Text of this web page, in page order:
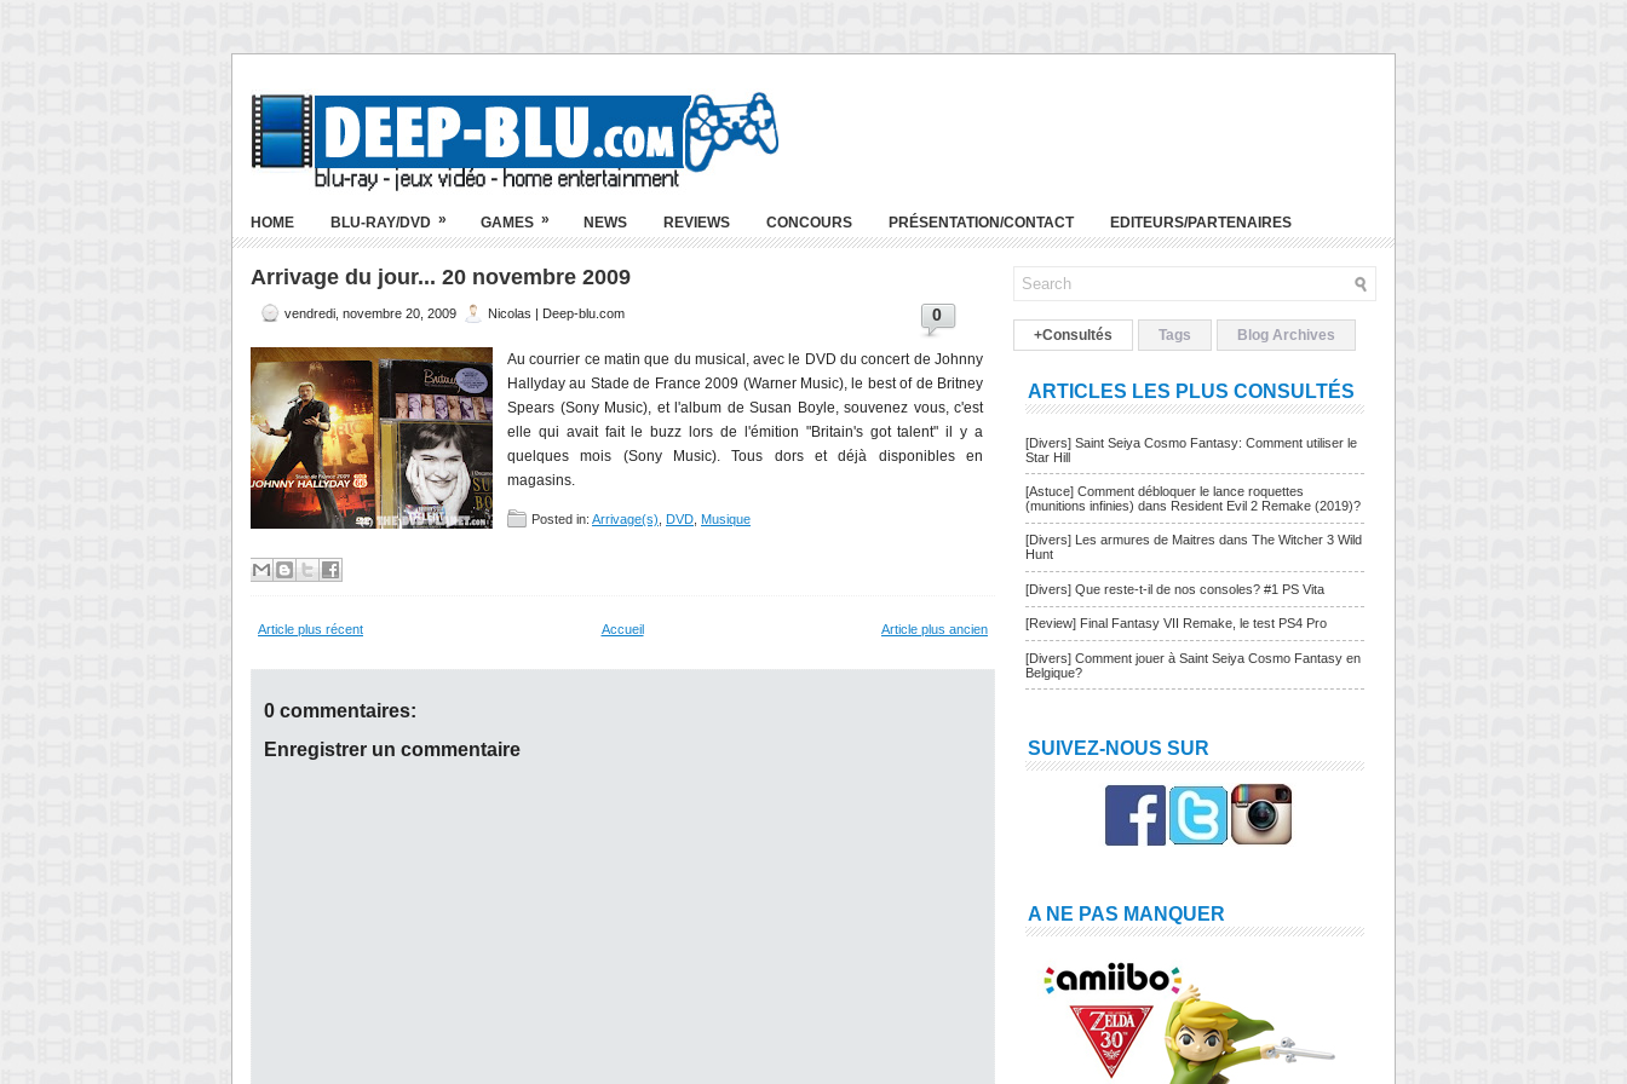
HOME BLU-RAY/DVD » GAMES » NEWS REVIEWS CONCOURS PRÉSENTATION/CONTACT EDITEURS/PARTENAIRES
Arrivage du jour... 20 novembre 2009
vendredi, novembre 20, 2009 Nicolas | Deep-blu.com 0
Au courrier ce matin que du musical, avec le DVD du concert de Johnny
Hallyday au Stade de France 2009 (Warner Music), le best of de Britney
Spears (Sony Music), et l'album de Susan Boyle, souvenez vous, c'est
elle qui avait fait le buzz lors de l'émition "Britain's got talent" il y a
quelques mois (Sony Music). Tous dors et déjà disponibles en
magasins.
Posted in: Arrivage(s) DVD Musique
Article plus récent Article plus ancien
Accueil
0 commentaires:
Enregistrer un commentaire
+Consultés Tags Blog Archives
ARTICLES LES PLUS CONSULTÉS
[Divers] Saint Seiya Cosmo Fantasy: Comment utiliser le
Star Hill
[Astuce] Comment débloquer le lance roquettes
(munitions infinies) dans Resident Evil 2 Remake (2019)?
[Divers] Les armures de Maitres dans The Witcher 3 Wild
Hunt
[Divers] Que reste-t-il de nos consoles? #1 PS Vita
[Review] Final Fantasy VII Remake, le test PS4 Pro
[Divers] Comment jouer à Saint Seiya Cosmo Fantasy en
Belgique?
SUIVEZ-NOUS SUR
A NE PAS MANQUER